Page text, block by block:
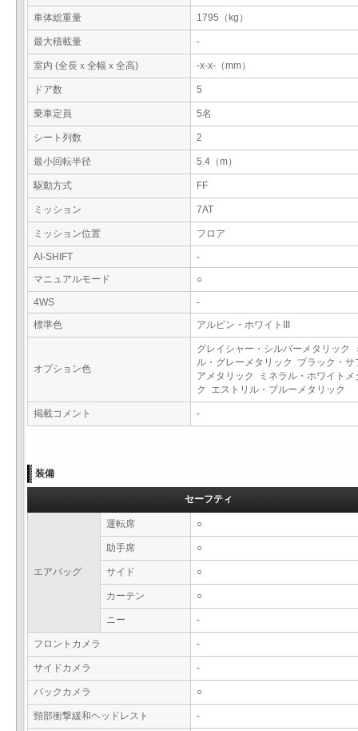
車体総重量 1795（kg）
最大積載量 -
室内 (全長ｘ全幅ｘ全高) -x-x-（mm）
ドア数 5
乗車定員 5名
シート列数 2
最小回転半径 5.4（m）
駆動方式 FF
ミッション 7AT
ミッション位置 フロア
AI-SHIFT
-
マニュアルモード
○
4WS
-
標準色
アルピン・ホワイトIII
オプション色
グレイシャー・シルバーメタリック
ル・グレーメタリック ブラック・サ
アメタリック ミネラル・ホワイトメ
ク エストリル・ブルーメタリック
掲載コメント -
装備
セーフティ
エアバッグ
運転席 ○
助手席 ○
サイド ○
カーテン ○
ニー -
フロントカメラ -
サイドカメラ -
バックカメラ ○
頸部衝撃緩和ヘッドレスト -